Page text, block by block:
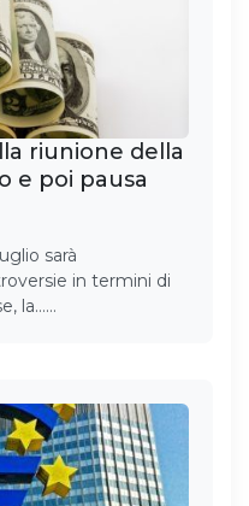
riunione della
e poi pausa
sarà
in termini di
la……